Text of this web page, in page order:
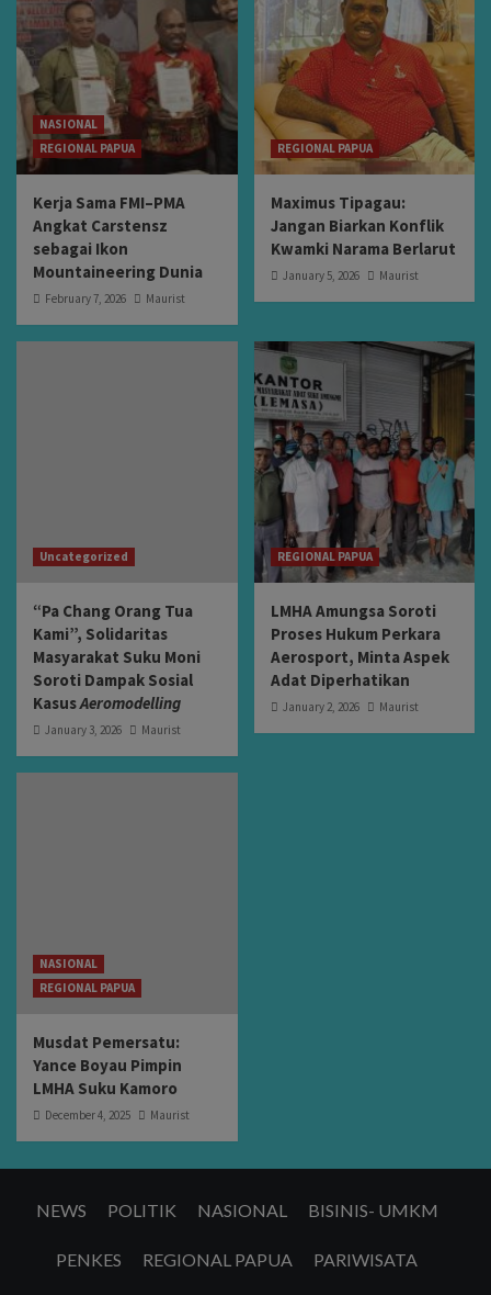
NASIONAL
REGIONAL PAPUA
Kerja Sama FMI–PMA
Angkat Carstensz
sebagai Ikon
Mountaineering Dunia
February 7, 2026 Maurist
REGIONAL PAPUA
Maximus Tipagau:
Jangan Biarkan Konflik
Kwamki Narama Berlarut
January 5, 2026 Maurist
Uncategorized
“Pa Chang Orang Tua
Kami”, Solidaritas
Masyarakat Suku Moni
Soroti Dampak Sosial
KasusAeromodelling
January 3, 2026 Maurist
REGIONAL PAPUA
LMHA Amungsa Soroti
Proses Hukum Perkara
Aerosport, Minta Aspek
Adat Diperhatikan
January 2, 2026 Maurist
NASIONAL
REGIONAL PAPUA
Musdat Pemersatu:
Yance Boyau Pimpin
LMHA Suku Kamoro
December 4, 2025 Maurist
NEWS POLITIK NASIONAL BISINIS- UMKM
PENKES REGIONAL PAPUA PARIWISATA